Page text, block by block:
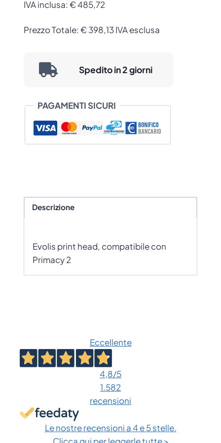
IVA inclusa: € 485,72
Prezzo Totale: € 398,13IVA esclusa
Spedito in 2 giorni
PAGAMENTI SICURI
Descrizione
Evolis print head, compatibile con
Primacy 2
Eccellente
4,8/5
1.582
recensioni
Le nostre recensioni a 4 e 5 stelle.